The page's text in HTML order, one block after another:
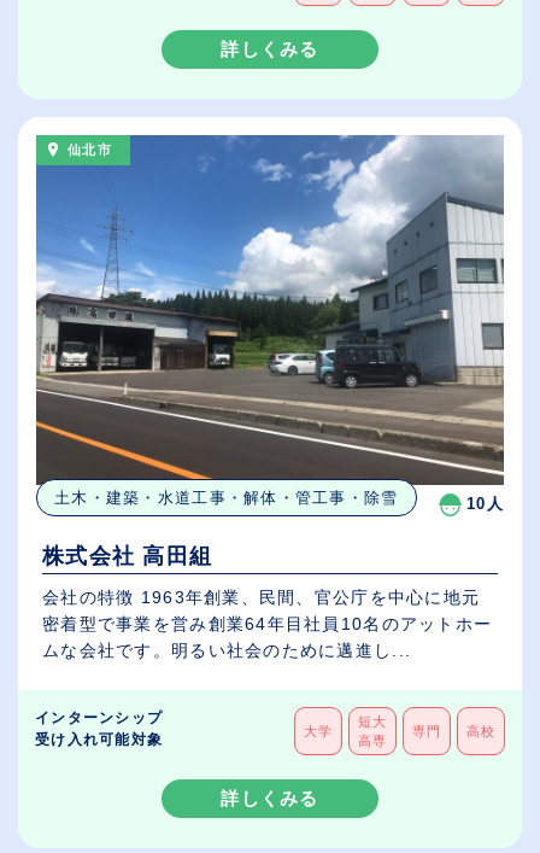
詳しくみる
仙北市
土木・建築・水道工事・解体・管工事・除雪 10人
株式会社 高田組
会社の特徴 1963年創業、民間、官公庁を中心に地元
密着型で事業を営み創業64年目社員10名のアットホー
ムな会社です。明るい社会のために邁進し...
インターンシップ
受け入れ可能対象
大学
短大
高専
専門 高校
詳しくみる